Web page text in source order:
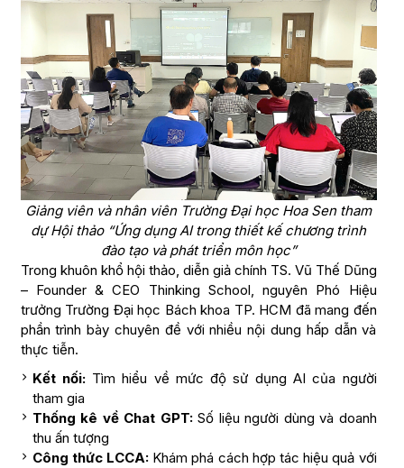
Giảng viên và nhân viên Trường Đại học Hoa Sen tham
dự Hội thảo “Ứng dụng AI trong thiết kế chương trình
đào tạo và phát triển môn học”
Trong khuôn khổ hội thảo, diễn giả chính TS. Vũ Thế Dũng
– Founder & CEO Thinking School, nguyên Phó Hiệu
trưởng Trường Đại học Bách khoa TP. HCM đã mang đến
phần trình bày chuyên đề với nhiều nội dung hấp dẫn và
thực tiễn.
Kết nối:Tìm hiểu về mức độ sử dụng AI của người
tham gia
Thống kê về Chat GPT:Số liệu người dùng và doanh
thu ấn tượng
Công thức LCCA:Khám phá cách hợp tác hiệu quả với